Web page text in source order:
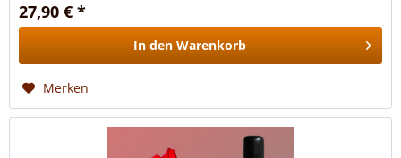
27,90 € *
In den Warenkorb
Merken